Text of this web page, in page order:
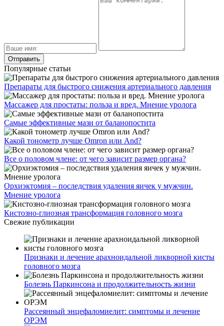
Популярные статьи
Препараты для быстрого снижения артериального давления
Массажер для простаты: польза и вред. Мнение уролога
Самые эффективные мази от баланопостита
Какой тонометр лучше Omron или And?
Все о половом члене: от чего зависит размер органа?
Орхиэктомия – последствия удаления яичек у мужчин.
Мнение уролога
Кистозно-глиозная трансформация головного мозга
Свежие публикации
Признаки и лечение арахноидальной ликворной кисты
головного мозга
Болезнь Паркинсона и продолжительность жизни
Рассеянный энцефаломиелит: симптомы и лечение
ОРЭМ